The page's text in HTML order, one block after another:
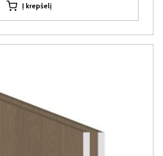
Į krepšelį